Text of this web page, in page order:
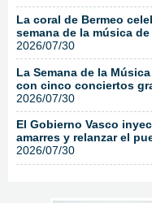
La coral de Bermeo
semana de la música
2026/07/30
La Semana de la
con cinco conciertos
2026/07/30
El Gobierno Vasco
amarres y relanzar el
2026/07/30